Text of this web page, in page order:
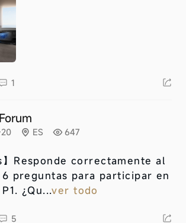
1
ES 647
Responde correctamente al
preguntas para participar en
¿Qu...ver todo
5